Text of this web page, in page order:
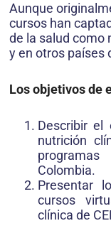
Aunque
cursos han
de la salud como
y en otros países
Los objetivos de
Describir el
nutrición
Colombia.
Presentar
cursos
clínica de